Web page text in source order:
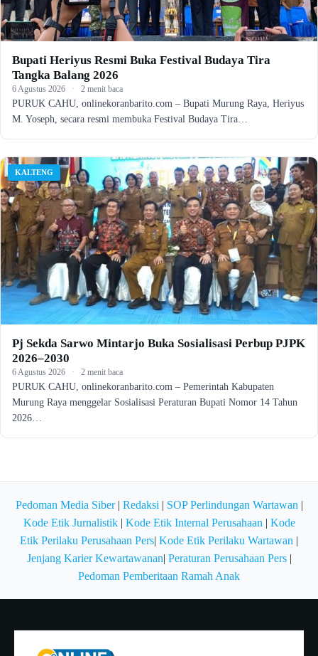
Bupati Heriyus Resmi Buka Festival Budaya Tira
Tangka Balang 2026
6 Agustus 2026 · 2 menit baca
PURUK CAHU, onlinekoranbarito.com – Bupati Murung Raya, Heriyus
M. Yoseph, secara resmi membuka Festival Budaya Tira…
KALTENG
Pj Sekda Sarwo Mintarjo Buka Sosialisasi Perbup PJPK
2026–2030
6 Agustus 2026 · 2 menit baca
PURUK CAHU, onlinekoranbarito.com – Pemerintah Kabupaten
Murung Raya menggelar Sosialisasi Peraturan Bupati Nomor 14 Tahun
2026…
Pedoman Media Siber| Redaksi | SOP Perlindungan Wartawan |
Kode Etik Jurnalistik| Kode Etik Internal Perusahaan | Kode
Etik Perilaku Perusahaan Pers| Kode Etik Perilaku Wartawan |
Jenjang Karier Kewartawanan| Peraturan Perusahaan Pers|
Pedoman Pemberitaan Ramah Anak